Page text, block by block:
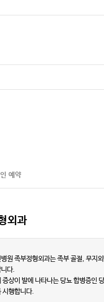
온라인·전화 예약
외국
진료과·센터소개
입원진
간호간
선병원 건강칼럼
업무안내
환자경
선병원 소식
인턴 채용 안
병원소개
첨단의료장비
주차안내
병원
예약
외과
원 족부정형외과는 족부 골절, 무지
다.
증상이 발에 나타나는 당뇨 합병증인
시행합니다.